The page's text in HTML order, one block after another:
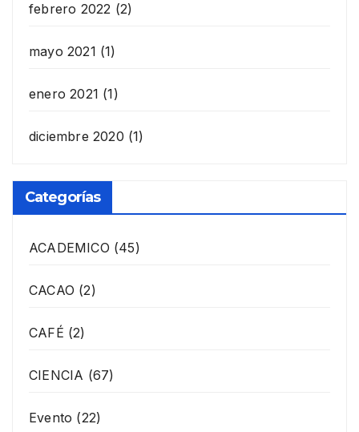
febrero 2022 (2)
mayo 2021 (1)
enero 2021 (1)
diciembre 2020 (1)
Categorías
ACADEMICO (45)
CACAO (2)
CAFÉ (2)
CIENCIA (67)
Evento (22)